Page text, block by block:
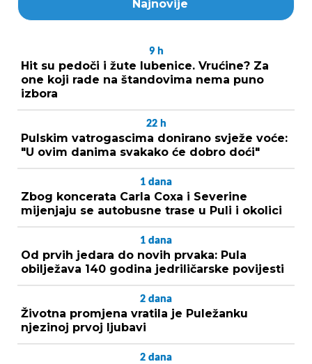
Najnovije
9 h
Hit su pedoči i žute lubenice. Vrućine? Za
one koji rade na štandovima nema puno
izbora
22 h
Pulskim vatrogascima donirano svježe voće:
"U ovim danima svakako će dobro doći"
1 dana
Zbog koncerata Carla Coxa i Severine
mijenjaju se autobusne trase u Puli i okolici
1 dana
Od prvih jedara do novih prvaka: Pula
obilježava 140 godina jedriličarske povijesti
2 dana
Životna promjena vratila je Puležanku
njezinoj prvoj ljubavi
2 dana